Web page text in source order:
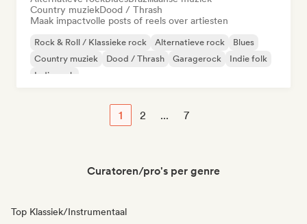
Country muziekDood / Thrash
Maak impactvolle posts of reels over artiesten
Rock & Roll / Klassieke rock Alternatieve rock
Blues
Country muziek
Dood / Thrash Garagerock
Indie folk
Indie rock
1 2 ... 7
Curatoren/pro's per genre
Top Klassiek/Instrumentaal